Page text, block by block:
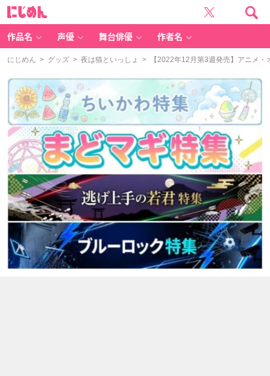
作品名 声優 舞台俳優 作者名
にじめん > グッズ > 夜は猫といっしょ > 【2022年12月第3週発売】アニメ・